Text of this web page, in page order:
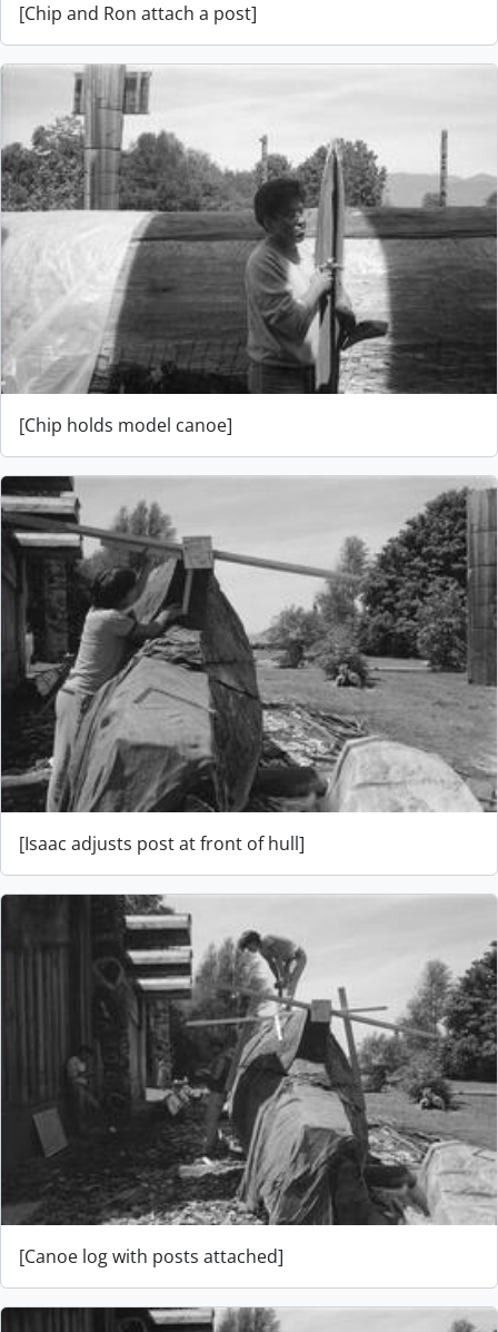
[Chip and Ron attach a post]
[Chip holds model canoe]
[Isaac adjusts post at front of hull]
[Canoe log with posts attached]